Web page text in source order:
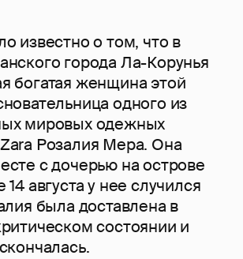
известно о том, что в
города Ла-Корунья
богатая женщина этой
одного из
мировых одежных
Розалия Мера. Она
с дочерью на острове
августа у нее случился
была доставлена в
состоянии и